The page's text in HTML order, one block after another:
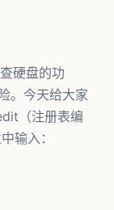
硬盘的功
。今天给大家
（注册表编
输入：